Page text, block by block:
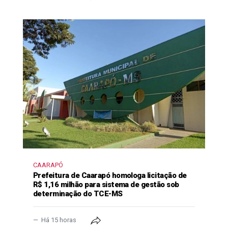
CAARAPÓ
Prefeitura de Caarapó homologa licitação de
R$ 1,16 milhão para sistema de gestão sob
determinação do TCE-MS
Há 15 horas